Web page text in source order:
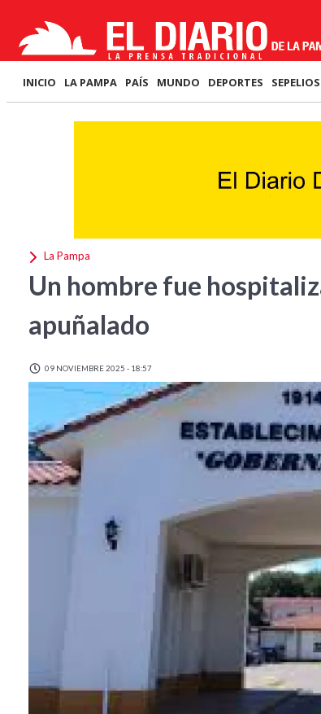
INICIO LA PAMPA PAÍS MUNDO DEPORTES SEPELIOS
La Pampa
Un hombre fue
apuñalado
09 NOVIEMBRE 2025 - 18:57